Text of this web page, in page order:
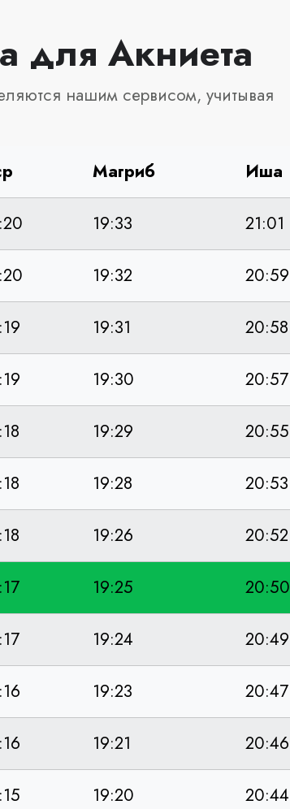
для Акниета
нашим сервисом, учитывая
Магриб Иша
19:33 21:01
19:32 20:59
19:31 20:58
19:30 20:57
19:29 20:55
19:28 20:53
19:26 20:52
19:25 20:50
19:24 20:49
19:23 20:47
19:21 20:46
19:20 20:44